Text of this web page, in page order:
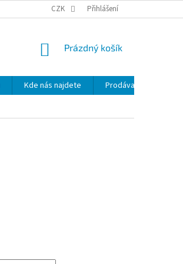
NOVINKY MAPA SERVERU
CZK Přihlášení
NÁKUPNÍ
Prázdný košík
Kde nás najdete
Prodávané značky